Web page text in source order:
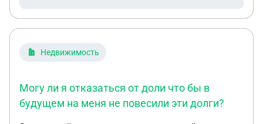
Недвижимость
Могу ли я отказаться от доли что бы в
будущем на меня не повесили эти долги?